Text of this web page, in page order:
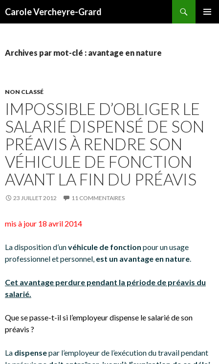
Carole Vercheyre-Grard
Archives par mot-clé : avantage en nature
NON CLASSÉ
IMPOSSIBLE D’OBLIGER LE
SALARIÉ DISPENSÉ DE SON
PRÉAVIS À RENDRE SON
VÉHICULE DE FONCTION
AVANT LA FIN DU PRÉAVIS
23 JUILLET 2012 11 COMMENTAIRES
mis à jour 18 avril 2014
La disposition d’unvéhicule de fonction pour un usage
professionnel et personnel, est un avantage en nature.
Cet avantage perdure pendant la période de préavis du
salarié.
Que se passe-t-il si l’employeur dispense le salarié de son
préavis ?
La dispensepar l’employeur de l’exécution du travail pendant